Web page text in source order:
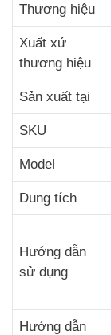
Thương hiệu
Xuất xứ
thương hiệu
Sản xuất tại
SKU
Model
Dung tích
Hướng dẫn
sử dụng
Hướng dẫn